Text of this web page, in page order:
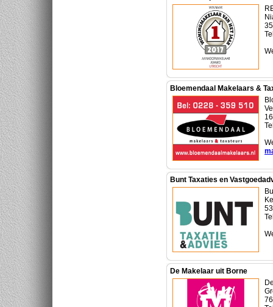
Bloemendaal Makelaars &
Bunt Taxaties en
De Makelaar uit Borne